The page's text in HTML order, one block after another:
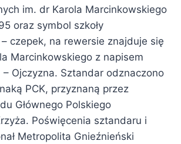
im. dr Karola Marcinkowskiego
oraz symbol szkoły
czepek, na rewersie znajduje się
Marcinkowskiego z napisem
– Ojczyzna. Sztandar odznaczono
PCK, przyznaną przez
Głównego Polskiego
Poświęcenia sztandaru i
Metropolita Gnieźnieński